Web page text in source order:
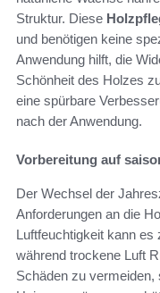
Struktur. Diese
und benötigen keine
Anwendung hilft, die
Schönheit des Holzes
eine spürbare
nach der Anwendung.
Vorbereitung auf
Der Wechsel der
Anforderungen an die
Luftfeuchtigkeit kann
während trockene Luft
Schäden zu